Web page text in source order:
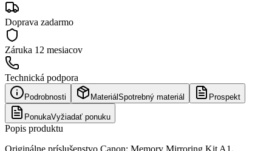
Doprava zadarmo
Záruka 12 mesiacov
Technická podpora
Podrobnosti Materiál Spotrebný materiál Prospekt
PonukaVyžiadať ponuku
Popis produktu
Originálne príslušenstvo Canon: Memory Mirroring Kit A1.